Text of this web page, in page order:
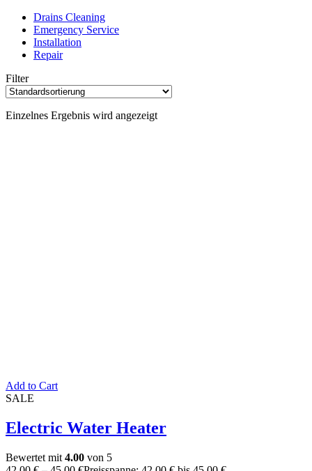
Drains Cleaning
Emergency Service
Installation
Repair
Filter
Einzelnes Ergebnis wird angezeigt
Add to Cart
SALE
Electric Water Heater
Bewertet mit 4.00 von 5